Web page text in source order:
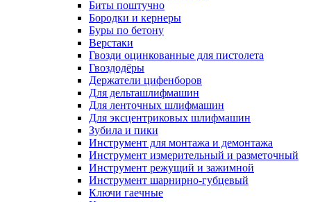
Биты поштучно
Бородки и кернеры
Буры по бетону
Верстаки
Гвозди оцинкованные для пистолета
Гвоздодёры
Держатели цифенборов
Для дельташлифмашин
Для ленточных шлифмашин
Для эксцентриковых шлифмашин
Зубила и пики
Инструмент для монтажа и демонтажа
Инструмент измерительный и разметочный
Инструмент режущий и зажимной
Инструмент шарнирно-губцевый
Ключи гаечные